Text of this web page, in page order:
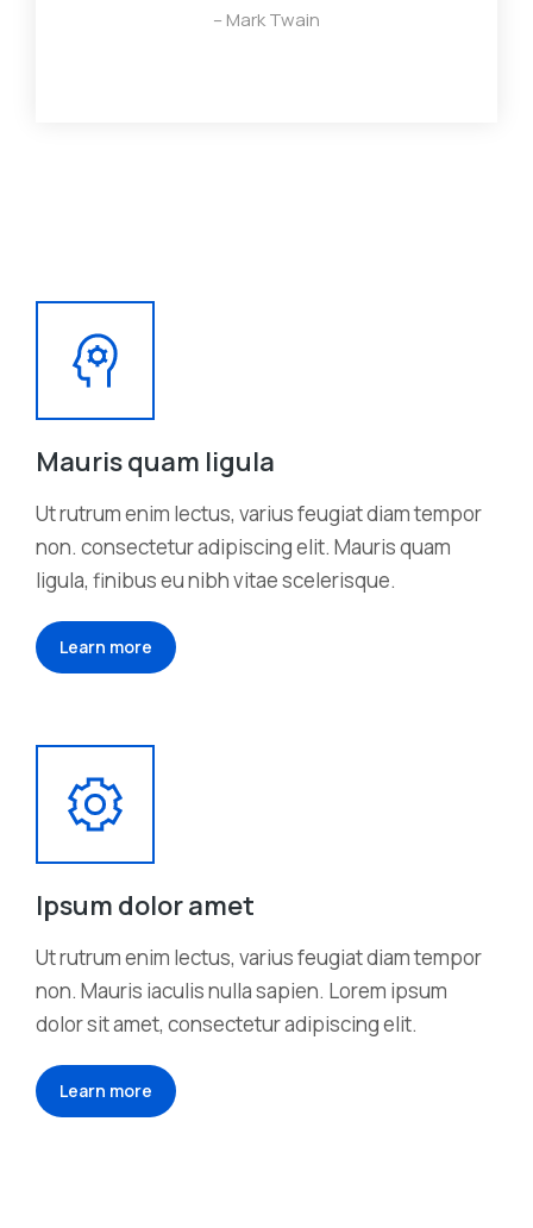
– Mark Twain
Mauris quam ligula
Ut rutrum enim lectus, varius feugiat diam tempor
non. consectetur adipiscing elit. Mauris quam
ligula, finibus eu nibh vitae scelerisque.
Learn more
Ipsum dolor amet
Ut rutrum enim lectus, varius feugiat diam tempor
non. Mauris iaculis nulla sapien. Lorem ipsum
dolor sit amet, consectetur adipiscing elit.
Learn more